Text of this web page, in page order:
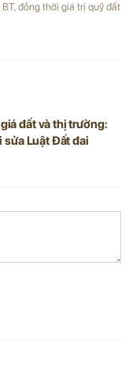
đồng thời giá trị quỹ đất
đất và thị trường:
sửa Luật Đất đai